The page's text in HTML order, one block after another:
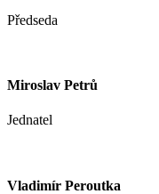
Předseda
Miroslav Petrů
Jednatel
Vladimír Peroutka